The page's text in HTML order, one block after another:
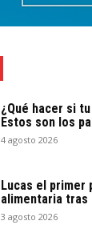
¿Qué hacer si
Estos son los
4 agosto 2026
Lucas el primer
alimentaria
3 agosto 2026